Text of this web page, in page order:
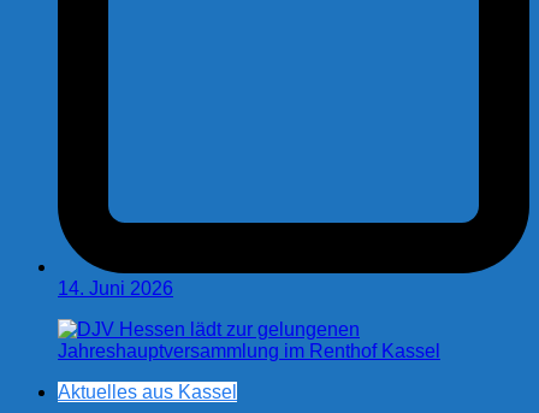
14. Juni 2026
Aktuelles aus Kassel